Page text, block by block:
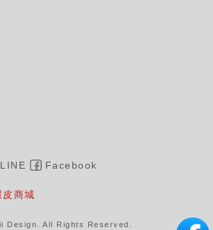
LINE Facebook
商城
Design. All Rights Reserved